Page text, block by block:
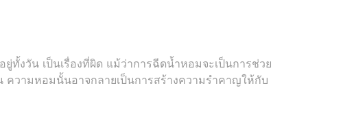
งวัน เป็นเรื่องที่ผิด แม้ว่าการฉีดน้ำหอมจะเป็นการช่วย
ความหอมนั้นอาจกลายเป็นการสร้างความรำคาญให้กับ